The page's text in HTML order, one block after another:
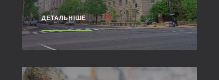
ДЕТАЛЬНІШЕ